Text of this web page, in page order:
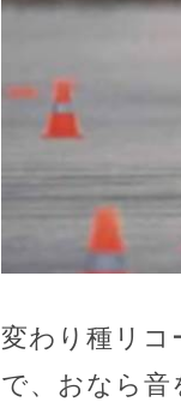
変わり種リコ
で、おなら音